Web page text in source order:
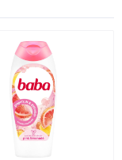
növekvő
csökkenő